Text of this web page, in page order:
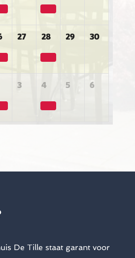
27 28 29 30
3 4 5 6
De Tille staat garant voor